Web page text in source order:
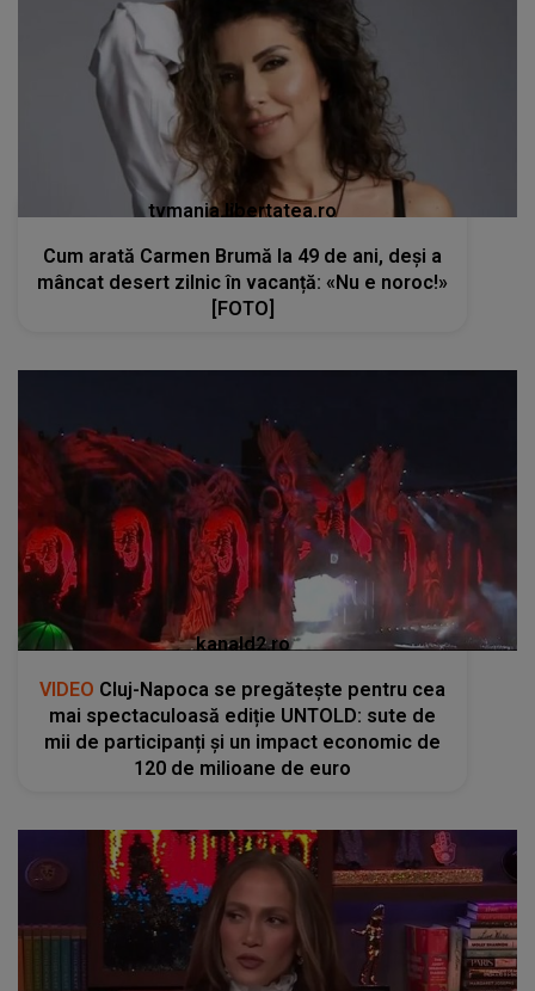
tvmania.libertatea.ro
Cum arată Carmen Brumă la 49 de ani, deși a
mâncat desert zilnic în vacanță: «Nu e noroc!»
[FOTO]
kanald2.ro
VIDEO Cluj-Napoca se pregătește pentru cea
mai spectaculoasă ediție UNTOLD: sute de
mii de participanți și un impact economic de
120 de milioane de euro